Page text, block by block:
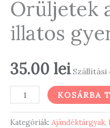
Örüljetek
illatos
35.00 lei Szállítási
Örüljetek
Úrban
KOSÁRBA
Kategóriák: Ajándéktárgyak,